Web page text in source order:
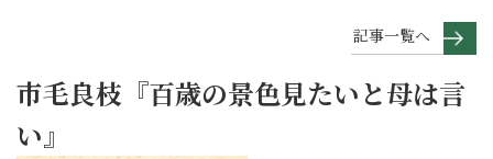
記事一覧へ
市毛良枝『百歳の景色見たいと母は言
い』